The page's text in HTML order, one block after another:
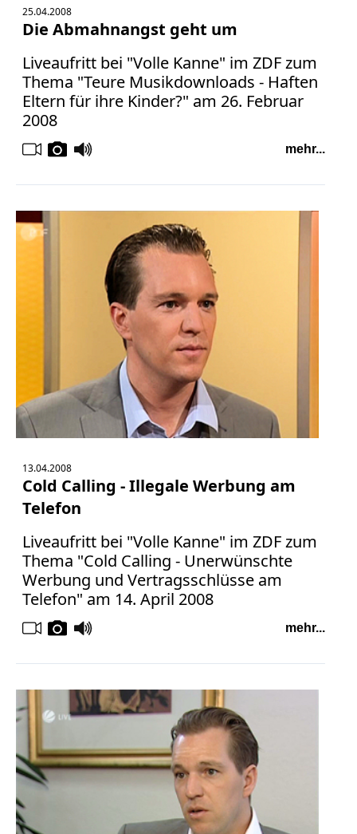
25.04.2008
Die Abmahnangst geht um
Liveaufritt bei "Volle Kanne" im ZDF zum
Thema "Teure Musikdownloads - Haften
Eltern für ihre Kinder?" am 26. Februar
2008
mehr...
13.04.2008
Cold Calling - Illegale Werbung am
Telefon
Liveaufritt bei "Volle Kanne" im ZDF zum
Thema "Cold Calling - Unerwünschte
Werbung und Vertragsschlüsse am
Telefon" am 14. April 2008
mehr...